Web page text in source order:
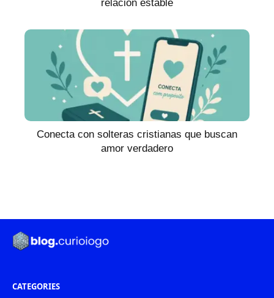
relación estable
Conecta con solteras cristianas que buscan
amor verdadero
CATEGORIES